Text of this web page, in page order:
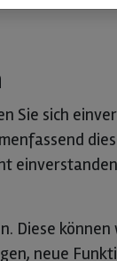
sich
Diese
neue